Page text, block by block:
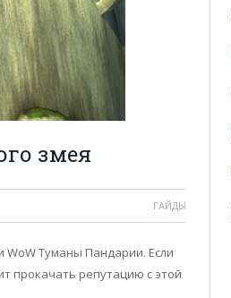
змея
ГАЙДЫ
Туманы Пандарии. Если
прокачать репутацию с этой